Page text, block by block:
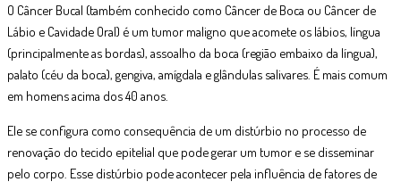
O Câncer Bucal (também conhecido como Câncer de Boca ou Câncer de
Lábio e Cavidade Oral) é um tumor maligno que acomete os lábios, língua
(principalmente as bordas), assoalho da boca (região embaixo da língua),
palato (céu da boca), gengiva, amígdala e glândulas salivares. É mais comum
em homens acima dos 40 anos.
Ele se configura como consequência de um distúrbio no processo de
renovação do tecido epitelial que pode gerar um tumor e se disseminar
pelo corpo. Esse distúrbio pode acontecer pela influência de fatores de